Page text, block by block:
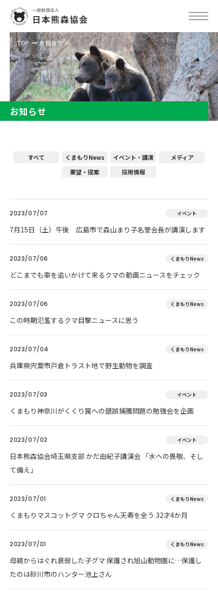
TOP お知らせ
お知らせ
すべて くまもりNews イベント・講演
メディア
要望・提案
採用情報
2023/07/07 イベント
7月15日（土）午後 広島市で森山まり子名誉会長が講演します
2023/07/06 くまもりNews
どこまでも車を追いかけて来るクマの動画ニュースをチェック
2023/07/06 くまもりNews
この時期氾濫するクマ目撃ニュースに思う
2023/07/04 くまもりNews
兵庫県宍粟市戸倉トラスト地で野生動物を調査
2023/07/03 イベント
くまもり神奈川がくくり罠への錯誤捕獲問題の勉強会を企画
2023/07/02 イベント
日本熊森協会埼玉県支部 かだ由紀子講演会 「水への畏敬、そし
て備え」
2023/07/01 くまもりNews
くまもりマスコットグマ クロちゃん天寿を全う 32才4か月
2023/07/01 くまもりNews
母親からはぐれ衰弱した子グマ 保護され旭山動物園に…保護し
たのは砂川市のハンター池上さん